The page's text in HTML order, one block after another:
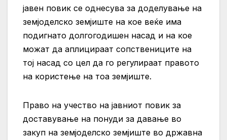
јавен повик се однесува за доделување на
земјоделско земјиште на кое веќе има
подигнато долгогодишен насад и на кое
можат да аплицираат сопствениците на
тој насад со цел да го регулираат правото
на користење на тоа земјиште.
Право на учество на јавниот повик за
доставување на понуди за давање во
закуп на земјоделско земјиште во државна